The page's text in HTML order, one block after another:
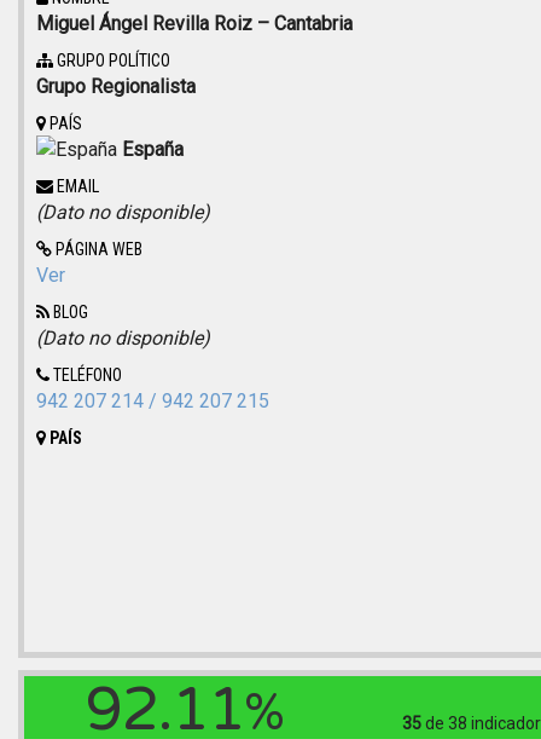
Miguel Ángel Revilla Roiz – Cantabria
GRUPO POLÍTICO
Grupo Regionalista
PAÍS
España
EMAIL
(Dato no disponible)
PÁGINA WEB
Ver
BLOG
(Dato no disponible)
TELÉFONO
942 207 214 / 942 207 215
PAÍS
92.11% 35de 38